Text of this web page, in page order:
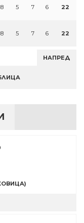
5 7 6 22
5 7 6 22
НАПРЕД